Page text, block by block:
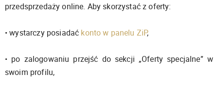
przedsprzedaży online. Aby skorzystać z oferty:
• wystarczy posiadać konto w panelu ZiP,
• po zalogowaniu przejść do sekcji „Oferty specjalne” w
swoim profilu,